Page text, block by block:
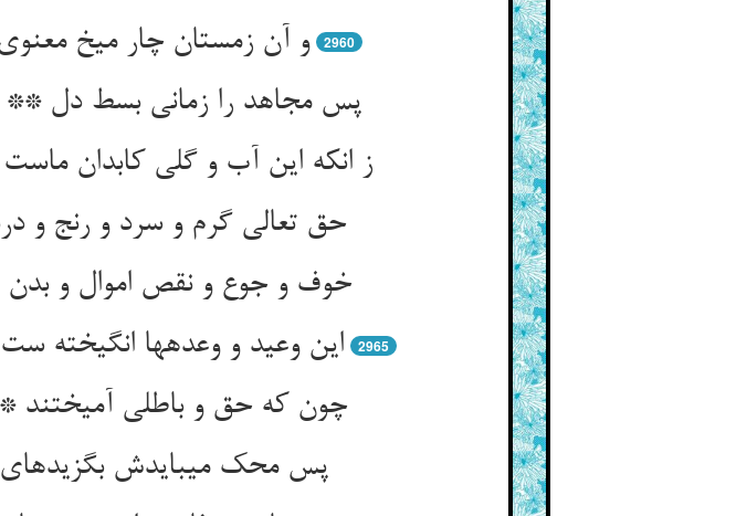
و آن زمستان چار میخ
2960
پس مجاهد را زمانی بسط دل
ز انکه این آب و گلی کابدان
حق تعالی گرم و سرد و رنج و
خوف و جوع و نقص اموال و
این وعید و وعده‏ها انگیخته
2965
چون که حق و باطلی آمیختند
پس محک می‏بایدش بگزیده‏ای